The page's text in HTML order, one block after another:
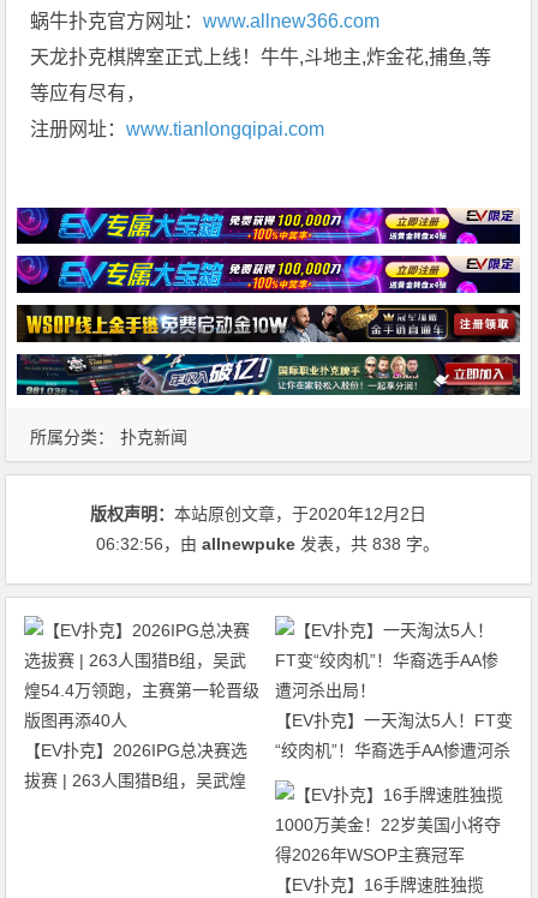
蜗牛扑克官方网址：www.allnew366.com
天龙扑克棋牌室正式上线！牛牛,斗地主,炸金花,捕鱼,等
等应有尽有，
注册网址：www.tianlongqipai.com
所属分类： 扑克新闻
版权声明：本站原创文章，于2020年12月2日
06:32:56，由allnewpuke 发表，共 838 字。
【EV扑克】2026IPG总决赛选
拔赛 | 263人围猎B组，吴武煌
【EV扑克】一天淘汰5人！FT变
“绞肉机”！华裔选手AA惨遭河杀
出局！
【EV扑克】16手牌速胜独揽